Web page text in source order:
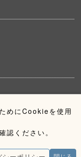
めにCookieを使用
認ください。